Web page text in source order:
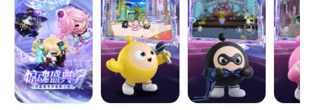
你打造独一无二的乐园地图！更有充满脑洞与想象的蛋
仔乐园，集结上亿张玩家原创乐园地图，等你和蛋搭子
一同游玩打卡！